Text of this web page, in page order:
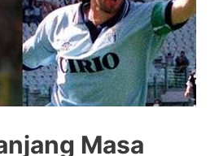
Masa